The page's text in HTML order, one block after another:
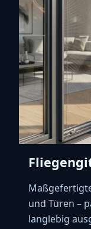
und Türen –
langlebig